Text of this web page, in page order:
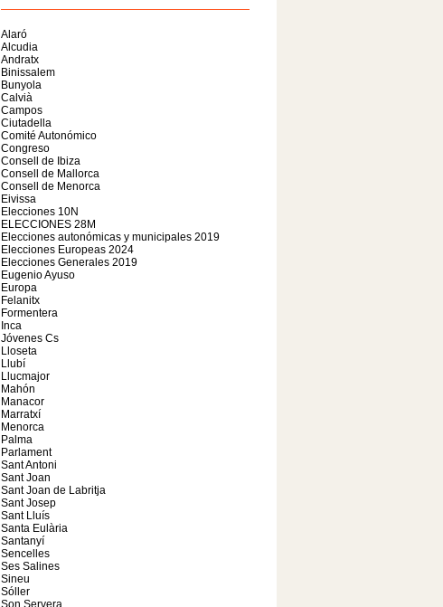
Alaró
Alcudia
Andratx
Binissalem
Bunyola
Calvià
Campos
Ciutadella
Comité Autonómico
Congreso
Consell de Ibiza
Consell de Mallorca
Consell de Menorca
Eivissa
Elecciones 10N
ELECCIONES 28M
Elecciones autonómicas y municipales 2019
Elecciones Europeas 2024
Elecciones Generales 2019
Eugenio Ayuso
Europa
Felanitx
Formentera
Inca
Jóvenes Cs
Lloseta
Llubí
Llucmajor
Mahón
Manacor
Marratxí
Menorca
Palma
Parlament
Sant Antoni
Sant Joan
Sant Joan de Labritja
Sant Josep
Sant Lluís
Santa Eulària
Santanyí
Sencelles
Ses Salines
Sineu
Sóller
Son Servera